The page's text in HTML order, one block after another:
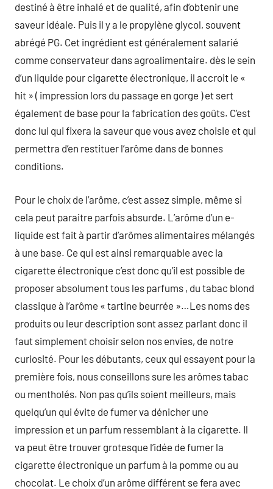
destiné à être inhalé et de qualité, afin d’obtenir une
saveur idéale. Puis il y a le propylène glycol, souvent
abrégé PG. Cet ingrédient est généralement salarié
comme conservateur dans agroalimentaire. dès le sein
d’un liquide pour cigarette électronique, il accroit le «
hit » ( impression lors du passage en gorge ) et sert
également de base pour la fabrication des goûts. C’est
donc lui qui fixera la saveur que vous avez choisie et qui
permettra d’en restituer l’arôme dans de bonnes
conditions.
Pour le choix de l’arôme, c’est assez simple, même si
cela peut paraitre parfois absurde. L’arôme d’un e-
liquide est fait à partir d’arômes alimentaires mélangés
à une base. Ce qui est ainsi remarquable avec la
cigarette électronique c’est donc qu’il est possible de
proposer absolument tous les parfums , du tabac blond
classique à l’arôme « tartine beurrée »…Les noms des
produits ou leur description sont assez parlant donc il
faut simplement choisir selon nos envies, de notre
curiosité. Pour les débutants, ceux qui essayent pour la
première fois, nous conseillons sure les arômes tabac
ou mentholés. Non pas qu’ils soient meilleurs, mais
quelqu’un qui évite de fumer va dénicher une
impression et un parfum ressemblant à la cigarette. Il
va peut être trouver grotesque l’idée de fumer la
cigarette électronique un parfum à la pomme ou au
chocolat. Le choix d’un arôme différent se fera avec